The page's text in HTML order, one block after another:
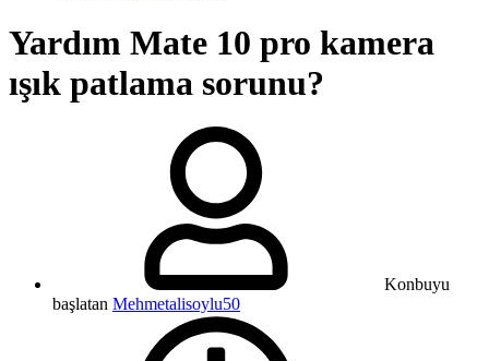
Yardım Mate 10 pro kamera
ışık patlama sorunu?
Konbuyu
başlatan Mehmetalisoylu50